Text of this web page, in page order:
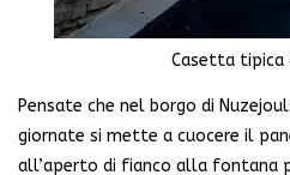
Casetta tipica
Pensate che nel borgo di
giornate si mette a cuocere il
all’aperto di fianco alla fontana